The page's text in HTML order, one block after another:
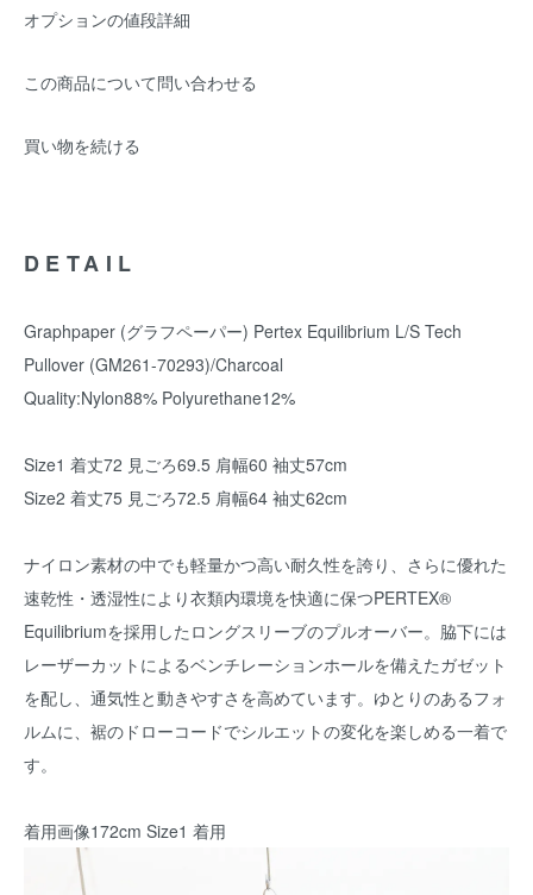
オプションの値段詳細
この商品について問い合わせる
買い物を続ける
DETAIL
Graphpaper (グラフペーパー) Pertex Equilibrium L/S Tech
Pullover (GM261-70293)/Charcoal
Quality:Nylon88% Polyurethane12%
Size1 着丈72 見ごろ69.5 肩幅60 袖丈57cm
Size2 着丈75 見ごろ72.5 肩幅64 袖丈62cm
ナイロン素材の中でも軽量かつ高い耐久性を誇り、さらに優れた
速乾性・透湿性により衣類内環境を快適に保つPERTEX®
Equilibriumを採用したロングスリーブのプルオーバー。脇下には
レーザーカットによるベンチレーションホールを備えたガゼット
を配し、通気性と動きやすさを高めています。ゆとりのあるフォ
ルムに、裾のドローコードでシルエットの変化を楽しめる一着で
す。
着用画像172cm Size1 着用